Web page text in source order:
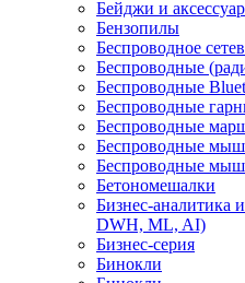
Бейджи и
Бензопилы
Беспроводное
Беспроводные
Беспроводные
Беспроводные
Беспроводные
Беспроводные
Беспроводные
Бетономешалки
Бизнес-аналитика
DWH, ML, AI)
Бизнес-серия
Бинокли